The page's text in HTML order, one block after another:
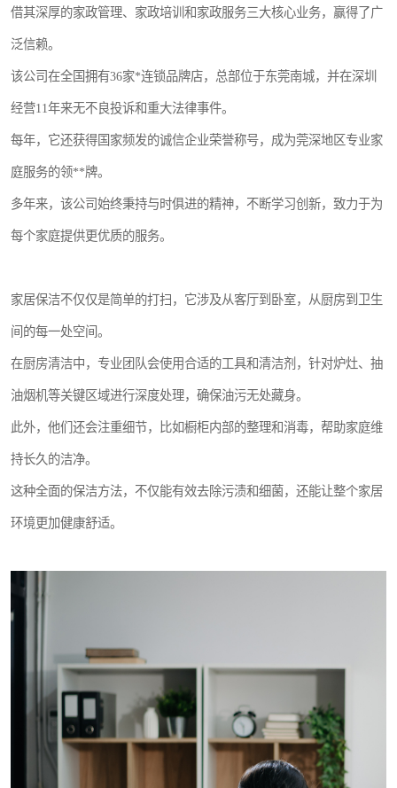
借其深厚的家政管理、家政培训和家政服务三大核心业务，赢得了广
泛信赖。
该公司在全国拥有36家*连锁品牌店，总部位于东莞南城，并在深圳
经营11年来无不良投诉和重大法律事件。
每年，它还获得国家频发的诚信企业荣誉称号，成为莞深地区专业家
庭服务的领**牌。
多年来，该公司始终秉持与时俱进的精神，不断学习创新，致力于为
每个家庭提供更优质的服务。
家居保洁不仅仅是简单的打扫，它涉及从客厅到卧室，从厨房到卫生
间的每一处空间。
在厨房清洁中，专业团队会使用合适的工具和清洁剂，针对炉灶、抽
油烟机等关键区域进行深度处理，确保油污无处藏身。
此外，他们还会注重细节，比如橱柜内部的整理和消毒，帮助家庭维
持长久的洁净。
这种全面的保洁方法，不仅能有效去除污渍和细菌，还能让整个家居
环境更加健康舒适。